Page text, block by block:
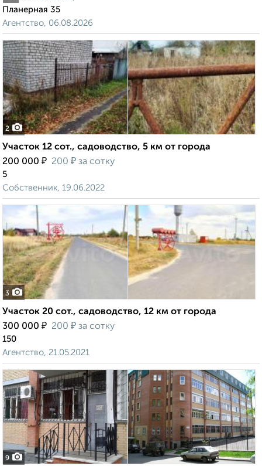
Планерная 35
Агентство, 06.08.2026
2
Участок 12 сот., садоводство, 5 км от города
200 000 ₽ 200 ₽ за сотку
5
Собственник, 19.06.2022
3
Участок 20 сот., садоводство, 12 км от города
300 000 ₽ 200 ₽ за сотку
150
Агентство, 21.05.2021
9